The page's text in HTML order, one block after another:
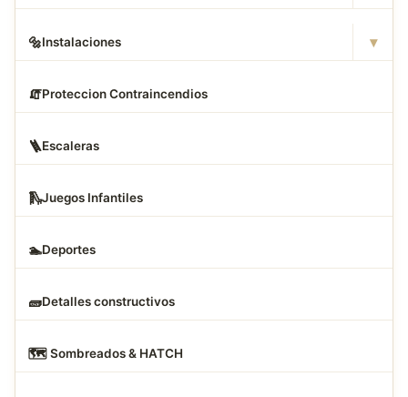
🔩Instalaciones ▾
🧯Proteccion Contraincendios
🪜Escaleras
🛝Juegos Infantiles
🏊Deportes
🧱Detalles constructivos
🗺️ Sombreados & HATCH